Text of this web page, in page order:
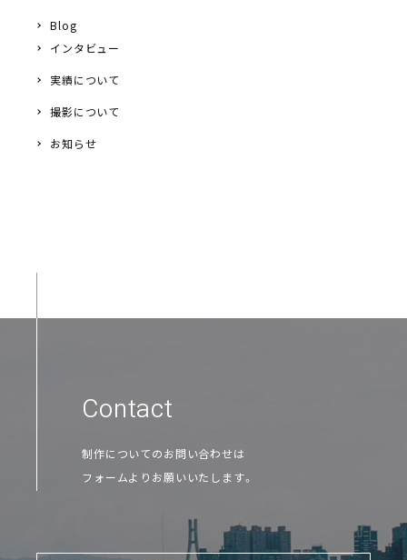
Blog
インタビュー
実績について
撮影について
お知らせ
Contact
制作についてのお問い合わせは
フォームよりお願いいたします。